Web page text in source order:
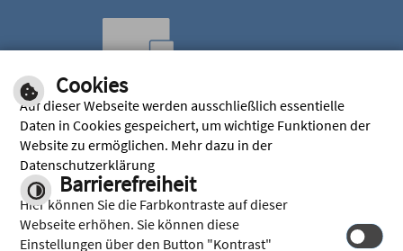
Optimiert für mobile
Endgeräte
Cookies
Auf dieser Webseite werden ausschließlich essentielle
Daten in Cookies gespeichert, um wichtige Funktionen der
Website zu ermöglichen. Mehr dazu in der
Datenschutzerklärung
Barrierefreiheit
Hier können Sie die Farbkontraste auf dieser
Webseite erhöhen. Sie können diese
Einstellungen über den Button "Kontrast"